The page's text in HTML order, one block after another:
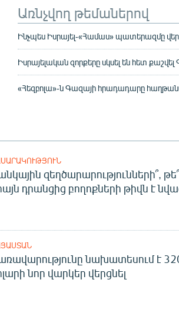
Առնչվող թեմաներով
Ինչպես Իսրայել-«Համաս» պատերազմը
Իսրայելական զորքերը սկսել են հետ
«Հեզբոլա»-ն Գազայի հրադադարը
զեղծարարությունների՞, թե՞
դրանցից բողոքների թիվն է
նախատեսում է
նոր վարկեր վերցնել